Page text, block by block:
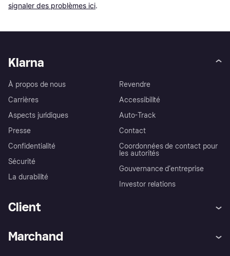
signaler des problèmes ici.
Klarna
À propos de nous
Carrières
Aspects juridiques
Presse
Confidentialité
Sécurité
La durabilité
Revendre
Accessibilité
Auto-Track
Contact
Coordonnées de contact pour
les autorités
Gouvernance d’entreprise
Investor relations
Client
Marchand